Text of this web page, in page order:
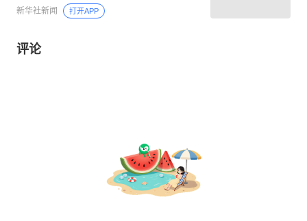
新华社新闻 打开APP
评论